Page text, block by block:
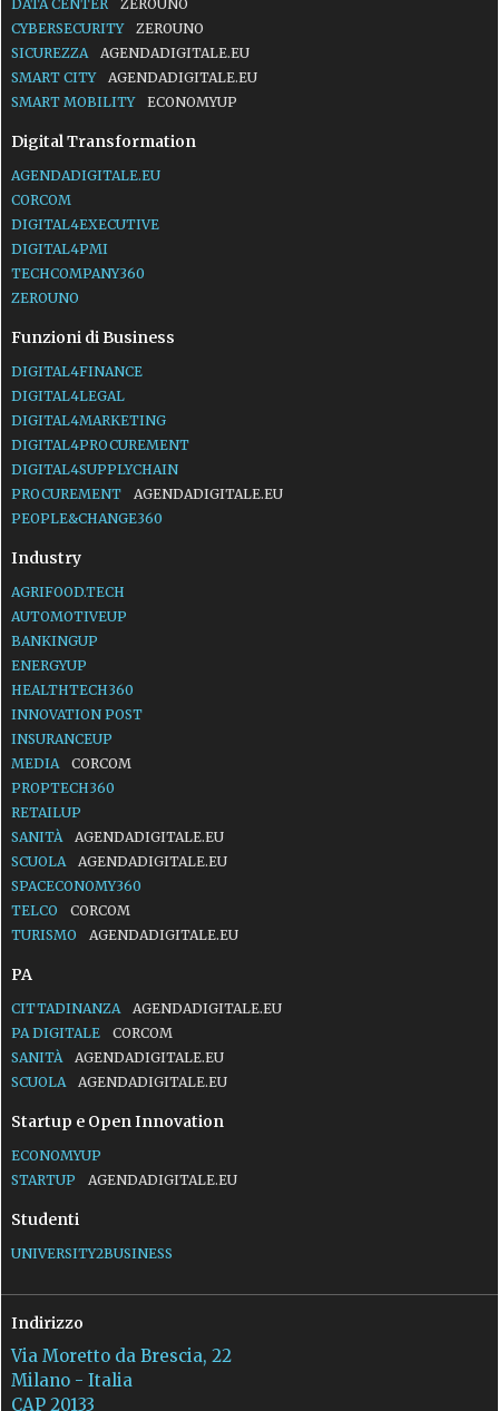
DATA CENTER
ZEROUNO
CYBERSECURITY
ZEROUNO
SICUREZZA
AGENDADIGITALE.EU
SMART CITY
AGENDADIGITALE.EU
SMART MOBILITY
ECONOMYUP
Digital Transformation
AGENDADIGITALE.EU
CORCOM
DIGITAL4EXECUTIVE
DIGITAL4PMI
TECHCOMPANY360
ZEROUNO
Funzioni di Business
DIGITAL4FINANCE
DIGITAL4LEGAL
DIGITAL4MARKETING
DIGITAL4PROCUREMENT
DIGITAL4SUPPLYCHAIN
PROCUREMENT
AGENDADIGITALE.EU
PEOPLE&CHANGE360
Industry
AGRIFOOD.TECH
AUTOMOTIVEUP
BANKINGUP
ENERGYUP
HEALTHTECH360
INNOVATION POST
INSURANCEUP
MEDIA
CORCOM
PROPTECH360
RETAILUP
SANITÀ
AGENDADIGITALE.EU
SCUOLA
AGENDADIGITALE.EU
SPACECONOMY360
TELCO
CORCOM
TURISMO
AGENDADIGITALE.EU
PA
CITTADINANZA
AGENDADIGITALE.EU
PA DIGITALE
CORCOM
SANITÀ
AGENDADIGITALE.EU
SCUOLA
AGENDADIGITALE.EU
Startup e Open Innovation
ECONOMYUP
STARTUP
AGENDADIGITALE.EU
Studenti
UNIVERSITY2BUSINESS
Indirizzo
Via Moretto da Brescia, 22
Milano - Italia
CAP 20133